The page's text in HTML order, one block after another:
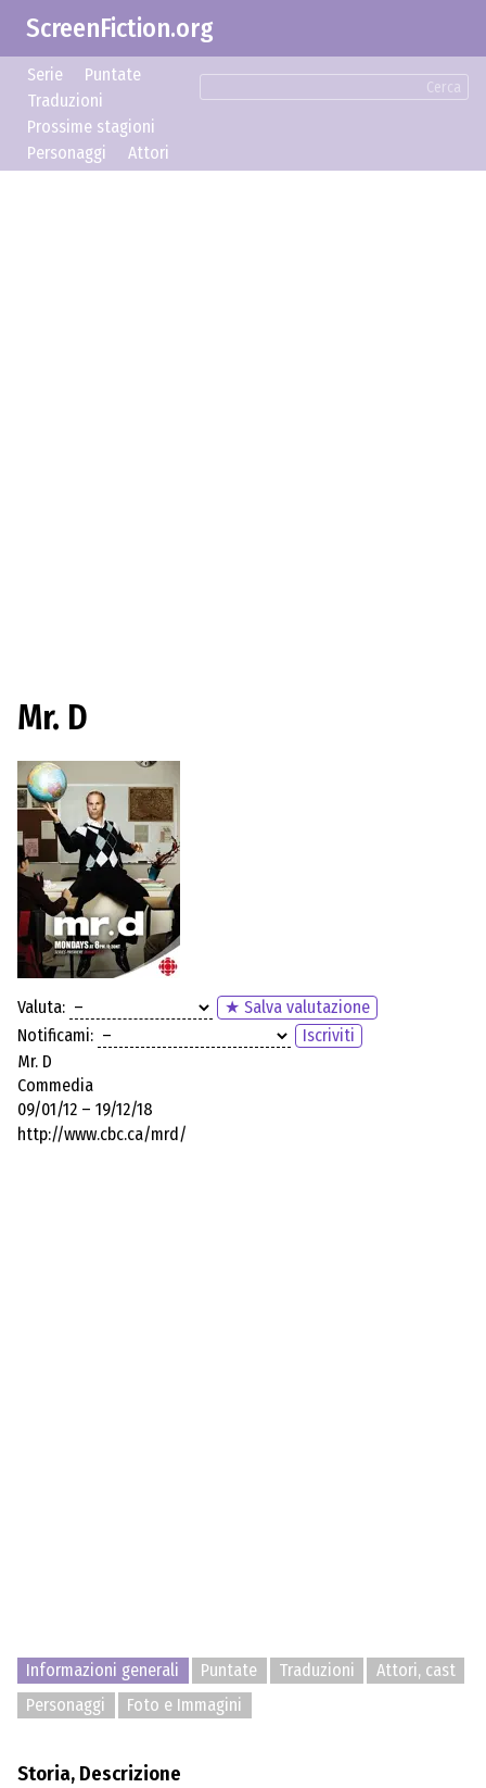
ScreenFiction.org
Cerca
Serie
Puntate
Traduzioni
Prossime stagioni
Personaggi
Attori
Mr. D
Valuta:
★ Salva valutazione
Notificami:
Iscriviti
Mr. D
Commedia
09/01/12 – 19/12/18
http://www.cbc.ca/mrd/
Informazioni generali Puntate Traduzioni
Attori, cast
Personaggi
Foto e Immagini
Storia, Descrizione